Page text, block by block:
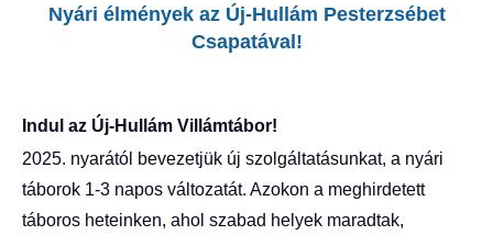
Nyári élmények az Új-Hullám Pesterzsébet
Csapatával!
Indul az Új-Hullám Villámtábor!
2025. nyarától bevezetjük új szolgáltatásunkat, a nyári
táborok 1-3 napos változatát. Azokon a meghirdetett
táboros heteinken, ahol szabad helyek maradtak,